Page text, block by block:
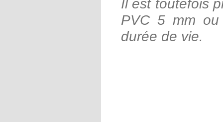
Il est toutefois
PVC 5 mm
durée de vie.